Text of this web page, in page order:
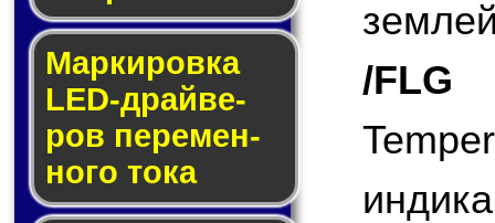
Маркировка
LED-драй­ве­
ров пе­ре­мен­
но­го то­ка
/FLG